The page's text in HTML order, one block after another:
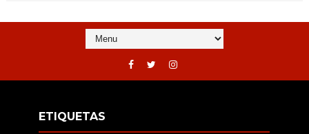
ETIQUETAS